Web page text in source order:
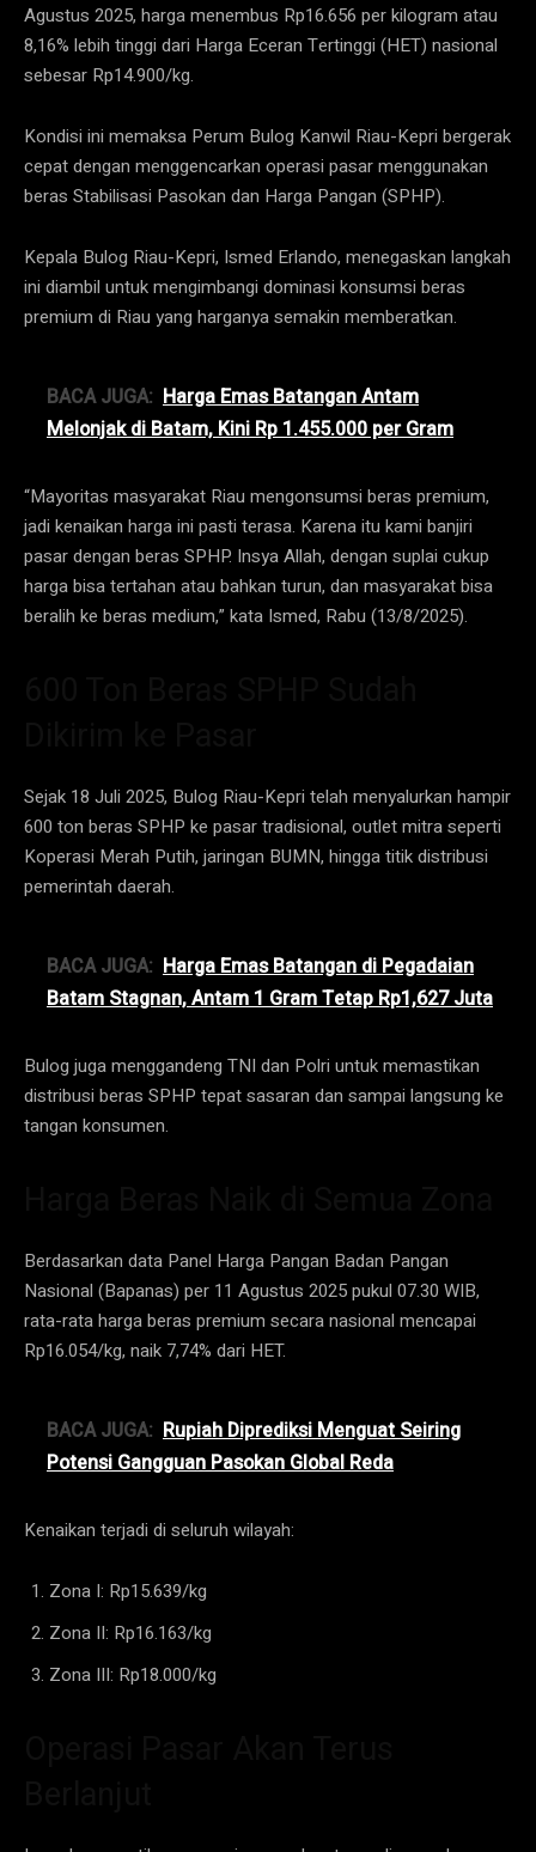
Agustus 2025, harga menembus Rp16.656 per kilogram atau
8,16% lebih tinggi dari Harga Eceran Tertinggi (HET) nasional
sebesar Rp14.900/kg.
Kondisi ini memaksa Perum Bulog Kanwil Riau-Kepri bergerak
cepat dengan menggencarkan operasi pasar menggunakan
beras Stabilisasi Pasokan dan Harga Pangan (SPHP).
Kepala Bulog Riau-Kepri, Ismed Erlando, menegaskan langkah
ini diambil untuk mengimbangi dominasi konsumsi beras
premium di Riau yang harganya semakin memberatkan.
BACA JUGA: Harga Emas Batangan Antam
Melonjak di Batam, Kini Rp 1.455.000 per Gram
“Mayoritas masyarakat Riau mengonsumsi beras premium,
jadi kenaikan harga ini pasti terasa. Karena itu kami banjiri
pasar dengan beras SPHP. Insya Allah, dengan suplai cukup
harga bisa tertahan atau bahkan turun, dan masyarakat bisa
beralih ke beras medium,” kata Ismed, Rabu (13/8/2025).
Sejak 18 Juli 2025, Bulog Riau-Kepri telah menyalurkan hampir
600 ton beras SPHP ke pasar tradisional, outlet mitra seperti
Koperasi Merah Putih, jaringan BUMN, hingga titik distribusi
pemerintah daerah.
BACA JUGA: Harga Emas Batangan di Pegadaian
Batam Stagnan, Antam 1 Gram Tetap Rp1,627 Juta
Bulog juga menggandeng TNI dan Polri untuk memastikan
distribusi beras SPHP tepat sasaran dan sampai langsung ke
tangan konsumen.
Berdasarkan data Panel Harga Pangan Badan Pangan
Nasional (Bapanas) per 11 Agustus 2025 pukul 07.30 WIB,
rata-rata harga beras premium secara nasional mencapai
Rp16.054/kg, naik 7,74% dari HET.
BACA JUGA: Rupiah Diprediksi Menguat Seiring
Potensi Gangguan Pasokan Global Reda
Kenaikan terjadi di seluruh wilayah:
Zona I: Rp15.639/kg
Zona II: Rp16.163/kg
Zona III: Rp18.000/kg